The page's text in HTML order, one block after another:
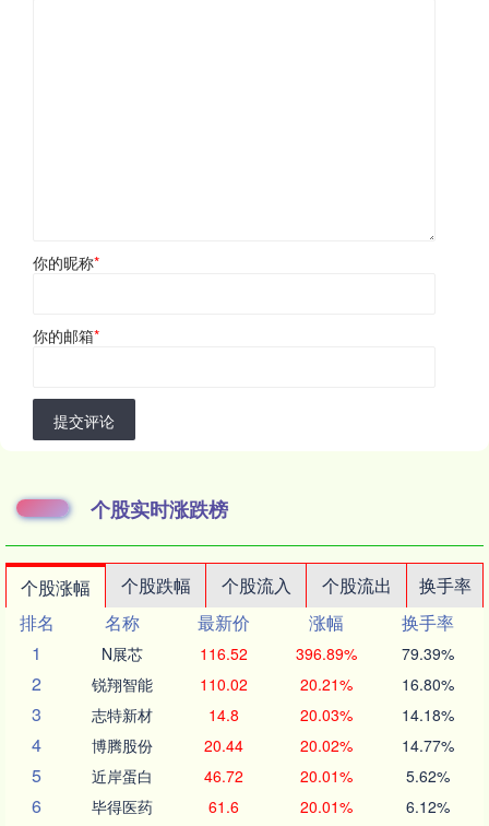
你的昵称*
你的邮箱*
提交评论
个股实时涨跌榜
个股涨幅 个股跌幅 个股流入 个股流出
换手率
排名
名称 最新价 涨幅
换手率
1
N展芯 116.52 396.89% 79.39%
2 锐翔智能 110.02 20.21% 16.80%
3 志特新材 14.8 20.03% 14.18%
4 博腾股份 20.44 20.02% 14.77%
5 近岸蛋白 46.72 20.01% 5.62%
6 毕得医药 61.6 20.01% 6.12%